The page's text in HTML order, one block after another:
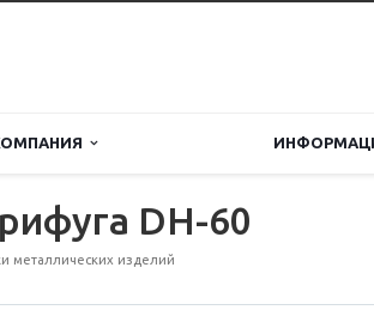
DH-60
металлических изделий